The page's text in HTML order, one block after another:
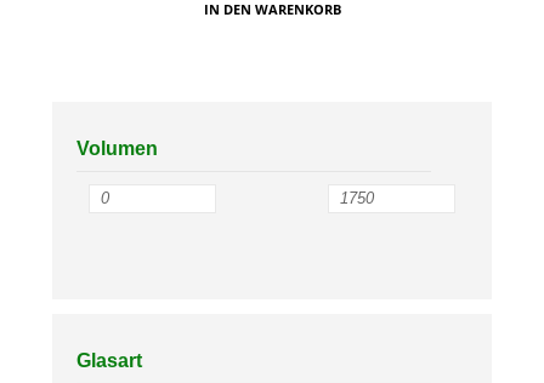
IN DEN WARENKORB
Volumen
Glasart